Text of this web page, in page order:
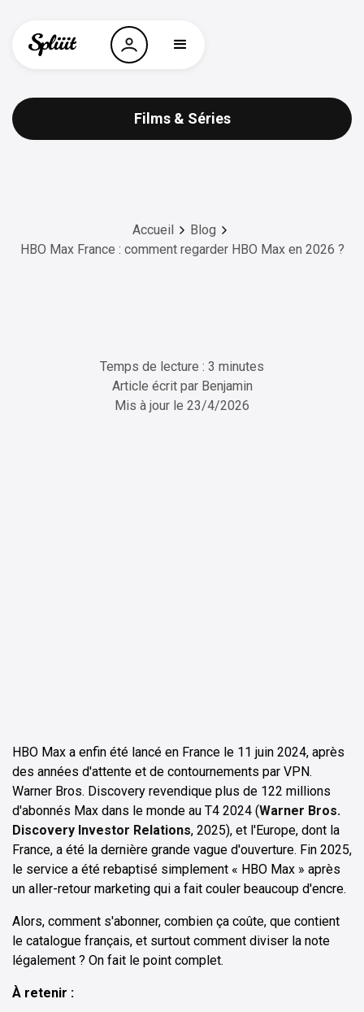
Films & Séries
Accueil
Blog
HBO Max France : comment regarder HBO Max en 2026 ?
Temps de lecture : 3 minutes
Article écrit par Benjamin
Mis à jour le 23/4/2026
HBO Max a enfin été lancé en France le 11 juin 2024, après
des années d'attente et de contournements par VPN.
Warner Bros. Discovery revendique plus de 122 millions
d'abonnés Max dans le monde au T4 2024 (Warner Bros.
Discovery Investor Relations, 2025), et l'Europe, dont la
France, a été la dernière grande vague d'ouverture. Fin 2025,
le service a été rebaptisé simplement « HBO Max » après
un aller-retour marketing qui a fait couler beaucoup d'encre.
Alors, comment s'abonner, combien ça coûte, que contient
le catalogue français, et surtout comment diviser la note
légalement ? On fait le point complet.
À retenir :